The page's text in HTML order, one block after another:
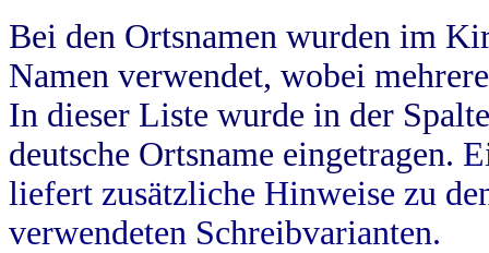
Bei den Ortsnamen wurden im
Namen verwendet, wobei
In dieser Liste wurde in der
deutsche Ortsname eingetragen.
liefert zusätzliche Hinweise zu
verwendeten Schreibvarianten.